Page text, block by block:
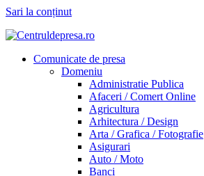
Sari la conținut
Comunicate de presa
Domeniu
Administratie Publica
Afaceri / Comert Online
Agricultura
Arhitectura / Design
Arta / Grafica / Fotografie
Asigurari
Auto / Moto
Banci